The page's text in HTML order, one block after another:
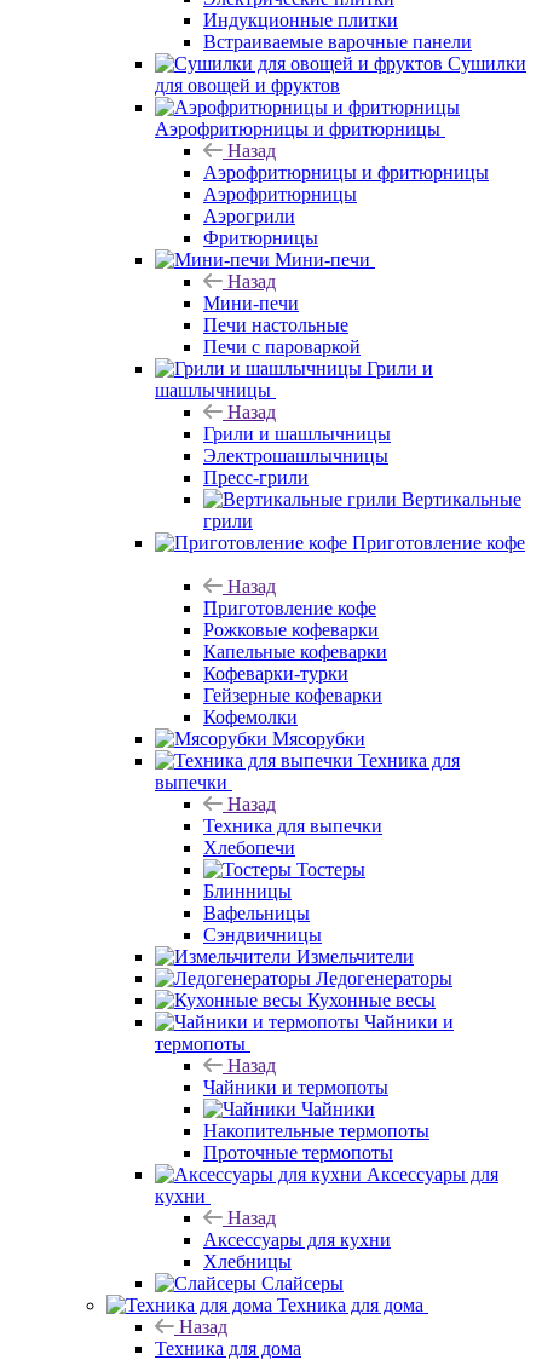
Индукционные плитки
Встраиваемые варочные панели
Сушилки
для овощей и фруктов
Аэрофритюрницы и фритюрницы
Назад
Аэрофритюрницы и фритюрницы
Аэрофритюрницы
Аэрогрили
Фритюрницы
Мини-печи
Назад
Мини-печи
Печи настольные
Печи с пароваркой
Грили и
шашлычницы
Назад
Грили и шашлычницы
Электрошашлычницы
Пресс-грили
Вертикальные
грили
Приготовление кофе
Назад
Приготовление кофе
Рожковые кофеварки
Капельные кофеварки
Кофеварки-турки
Гейзерные кофеварки
Кофемолки
Мясорубки
Техника для
выпечки
Назад
Техника для выпечки
Хлебопечи
Тостеры
Блинницы
Вафельницы
Сэндвичницы
Измельчители
Ледогенераторы
Кухонные весы
Чайники и
термопоты
Назад
Чайники и термопоты
Чайники
Накопительные термопоты
Проточные термопоты
Аксессуары для
кухни
Назад
Аксессуары для кухни
Хлебницы
Слайсеры
Техника для дома
Назад
Техника для дома